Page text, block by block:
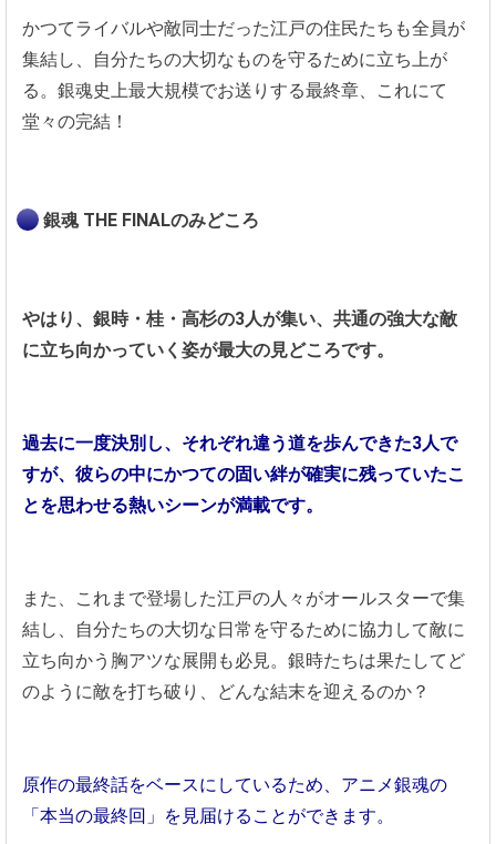
かつてライバルや敵同士だった江戸の住民たちも全員が
集結し、自分たちの大切なものを守るために立ち上が
る。銀魂史上最大規模でお送りする最終章、これにて
堂々の完結！
銀魂 THE FINALのみどころ
やはり、銀時・桂・高杉の3人が集い、共通の強大な敵
に立ち向かっていく姿が最大の見どころです。
過去に一度決別し、それぞれ違う道を歩んできた3人で
すが、彼らの中にかつての固い絆が確実に残っていたこ
とを思わせる熱いシーンが満載です。
また、これまで登場した江戸の人々がオールスターで集
結し、自分たちの大切な日常を守るために協力して敵に
立ち向かう胸アツな展開も必見。銀時たちは果たしてど
のように敵を打ち破り、どんな結末を迎えるのか？
原作の最終話をベースにしているため、アニメ銀魂の
「本当の最終回」を見届けることができます。